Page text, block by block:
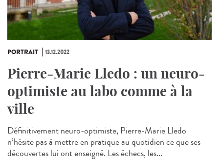
PORTRAIT 13.12.2022
Pierre-Marie Lledo : un neuro-
optimiste au labo comme à la
ville
Définitivement neuro-optimiste, Pierre-Marie Lledo
n’hésite pas à mettre en pratique au quotidien ce que ses
découvertes lui ont enseigné. Les échecs, les...